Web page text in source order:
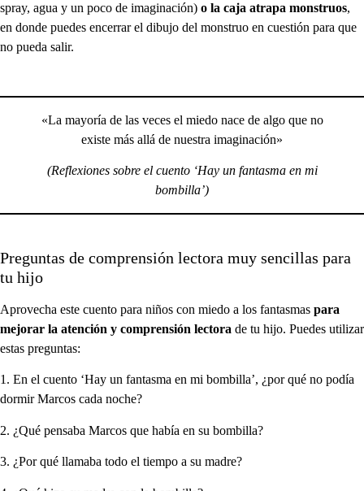
spray, agua y un poco de imaginación) o la caja atrapa monstruos,
en donde puedes encerrar el dibujo del monstruo en cuestión para que
no pueda salir.
«La mayoría de las veces el miedo nace de algo que no
existe más allá de nuestra imaginación»
(Reflexiones sobre el cuento ‘Hay un fantasma en mi
bombilla’)
Preguntas de comprensión lectora muy sencillas para
tu hijo
Aprovecha este cuento para niños con miedo a los fantasmas para
mejorar la atención y comprensión lectora de tu hijo. Puedes utilizar
estas preguntas:
1. En el cuento ‘Hay un fantasma en mi bombilla’, ¿por qué no podía
dormir Marcos cada noche?
2. ¿Qué pensaba Marcos que había en su bombilla?
3. ¿Por qué llamaba todo el tiempo a su madre?